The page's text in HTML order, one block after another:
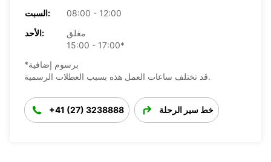
السبت:
08:00 - 12:00
الأحد:
مغلق
15:00 - 17:00*
*برسوم إضافية
قد تختلف ساعات العمل هذه بسبب العطلات الرسمية.
+41 (27) 3238888 خط سير الرحلة